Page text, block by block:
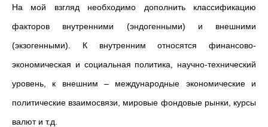
На мой взгляд необходимо дополнить классификацию
факторов внутренними (эндогенными) и внешними
(экзогенными). К внутренним относятся финансово-
экономическая и социальная политика, научно-технический
уровень, к внешним – международные экономические и
политические взаимосвязи, мировые фондовые рынки, курсы
валют и т.д.